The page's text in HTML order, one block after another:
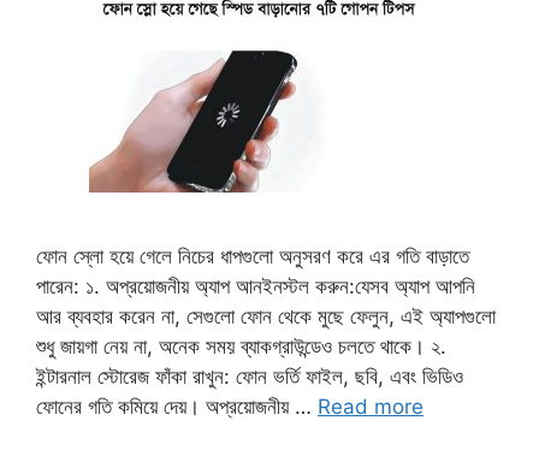
ফোন স্লো হয়ে গেলে নিচের ধাপগুলো অনুসরণ করে এর গতি বাড়াতে
পারেন: ১. অপ্রয়োজনীয় অ্যাপ আনইনস্টল করুন:যেসব অ্যাপ আপনি
আর ব্যবহার করেন না, সেগুলো ফোন থেকে মুছে ফেলুন, এই অ্যাপগুলো
শুধু জায়গা নেয় না, অনেক সময় ব্যাকগ্রাউন্ডেও চলতে থাকে। ২.
ইন্টারনাল স্টোরেজ ফাঁকা রাখুন: ফোন ভর্তি ফাইল, ছবি, এবং ভিডিও
ফোনের গতি কমিয়ে দেয়। অপ্রয়োজনীয় … Read more